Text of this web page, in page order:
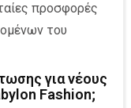
προσφορές
του
για νέους
Fashion;